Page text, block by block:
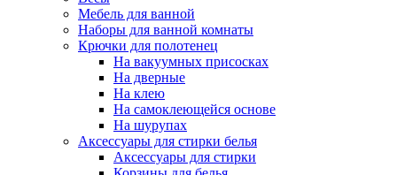
Мебель для ванной
Наборы для ванной комнаты
Крючки для полотенец
На вакуумных присосках
На дверные
На клею
На самоклеющейся основе
На шурупах
Аксессуары для стирки белья
Аксессуары для стирки